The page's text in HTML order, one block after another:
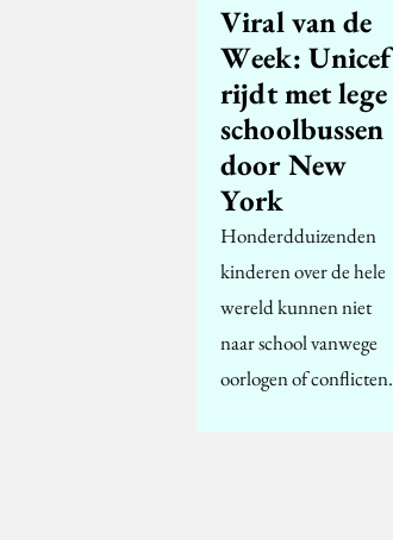
Viral van de
Week: Unicef
rijdt met lege
schoolbussen
door New
York
Honderdduizenden
kinderen over de hele
wereld kunnen niet
naar school vanwege
oorlogen of conflicten.